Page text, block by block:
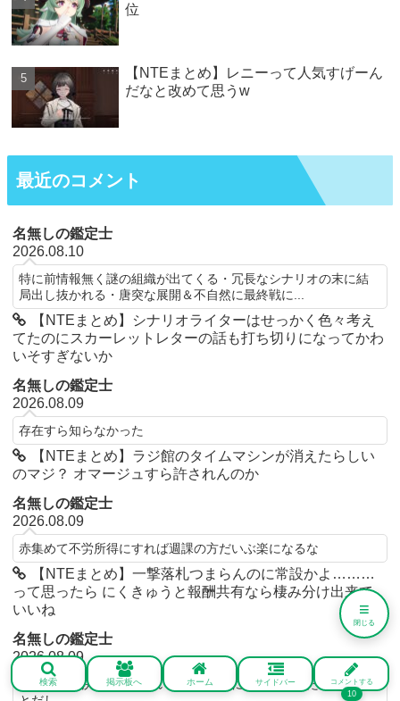
位
【NTEまとめ】レニーって人気すげーん
だなと改めて思うw
最近のコメント
名無しの鑑定士
2026.08.10
特に前情報無く謎の組織が出てくる・冗長なシナリオの末に結
局出し抜かれる・唐突な展開＆不自然に最終戦に...
【NTEまとめ】シナリオライターはせっかく色々考え
てたのにスカーレットレターの話も打ち切りになってかわ
いそすぎないか
名無しの鑑定士
2026.08.09
存在すら知らなかった
【NTEまとめ】ラジ館のタイムマシンが消えたらしい
のマジ？ オマージュすら許されんのか
名無しの鑑定士
2026.08.09
赤集めて不労所得にすれば週課の方だいぶ楽になるな
【NTEまとめ】一撃落札つまらんのに常設かよ………
って思ったら にくきゅうと報酬共有なら棲み分け出来て
いいね
名無しの鑑定士
2026.08.09
打ち切り即決定するくらいには世界的に大不評だったというこ
検索 掲示板へ ホーム サイドバー コメントする
10
≡
閉じる